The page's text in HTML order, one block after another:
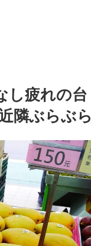
し疲れの台
隣ぶらぶら